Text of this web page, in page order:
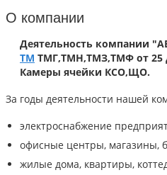
О компании
Деятельность компании
ТМ ТМГ,ТМН,ТМЗ,ТМФ от 25
Камеры ячейки КСО,ЩО.
За годы деятельности нашей
электроснабжение
офисные центры, магазины,
жилые дома, квартиры,